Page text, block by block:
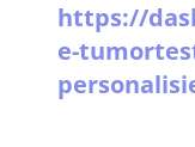
https://
e-